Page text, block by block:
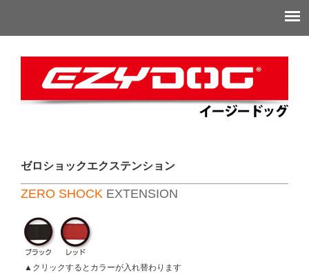
ゼロショックエクステンション
ZERO SHOCK EXTENSION
▲クリックするとカラーが入れ替わります